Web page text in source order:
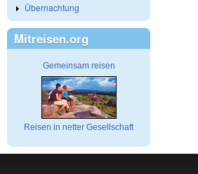
Übernachtung
Mitreisen.org
Gemeinsam reisen
Reisen in netter Gesellschaft